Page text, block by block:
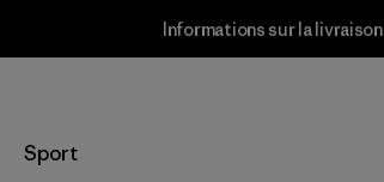
Informations sur la livraison
Sport